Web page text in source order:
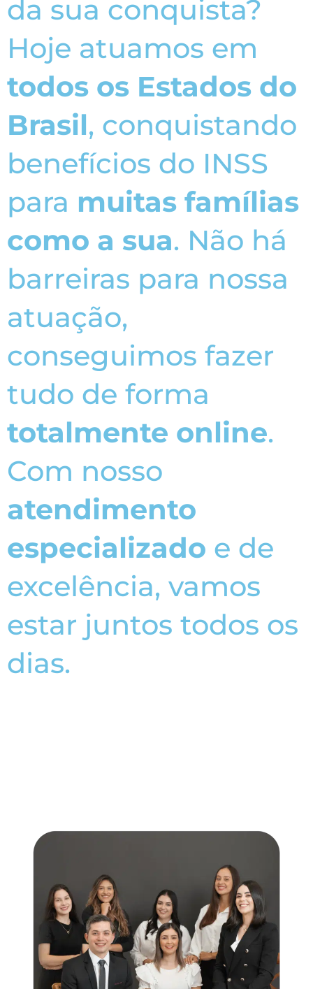
da sua conquista?
Hoje atuamos em
todos os Estados do
Brasil, conquistando
benefícios do INSS
para muitas famílias
como a sua. Não há
barreiras para nossa
atuação,
conseguimos fazer
tudo de forma
totalmente online.
Com nosso
atendimento
especializado e de
excelência, vamos
estar juntos todos os
dias.